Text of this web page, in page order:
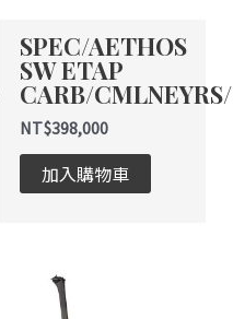
SPEC/AETHOS
SW ETAP
CARB/
NT$398,000
加入購物車